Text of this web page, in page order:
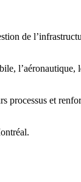
de
l’aéronautique,
processus et